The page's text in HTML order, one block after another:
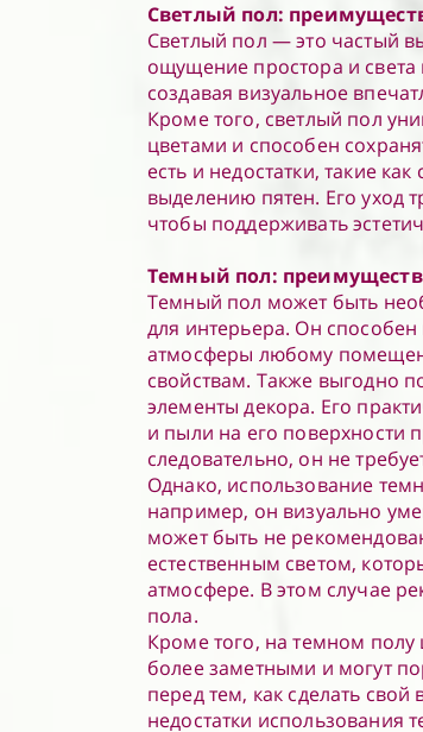
Светлый пол:
Светлый пол — это частый
ощущение простора и света
создавая визуальное
Кроме того, светлый пол
цветами и способен
есть и недостатки, такие
выделению пятен. Его уход
чтобы поддерживать
Темный пол:
Темный пол может быть
для интерьера. Он
атмосферы любому
свойствам. Также выгодно
элементы декора. Его
и пыли на его поверхности
следовательно, он не
Однако, использование
например, он визуально
может быть не
естественным светом,
атмосфере. В этом случае
пола.
Кроме того, на темном полу
более заметными и могут
перед тем, как сделать свой
недостатки использования